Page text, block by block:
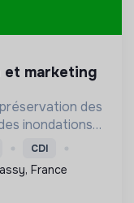
des
CDI
France